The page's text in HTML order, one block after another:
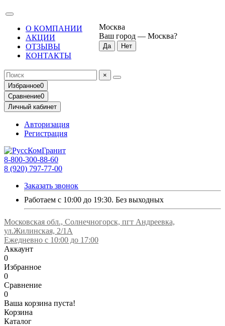
О КОМПАНИИ
АКЦИИ
ОТЗЫВЫ
КОНТАКТЫ
Москва
Ваш город — Москва?
×
Избранное0
Сравнение0
Личный кабинет
Авторизация
Регистрация
8-800-300-88-60
8 (920) 797-77-00
Заказать звонок
Работаем с 10:00 до 19:30. Без выходных
Московская обл., Солнечногорск, пгт Андреевка,
ул.Жилинская, 2/1А
Ежедневно с 10:00 до 17:00
Аккаунт
0
Избранное
0
Сравнение
0
Ваша корзина пуста!
Корзина
Каталог